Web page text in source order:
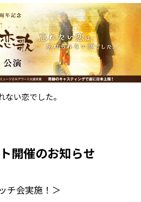
い恋でした。
開催のお知らせ
チ会実施！＞